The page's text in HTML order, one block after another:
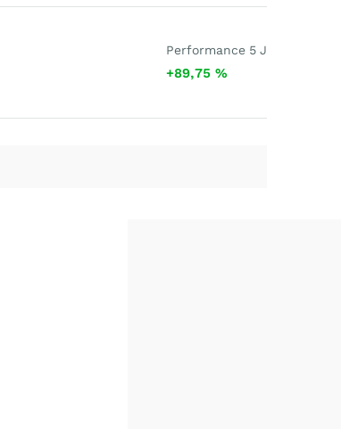
Performance 5 J
+89,75 %